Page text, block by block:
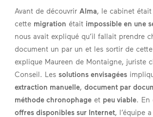
Avant de découvrir Alma, le cabinet
cette migration était impossible en une
nous avait expliqué qu’il fallait prendre
document un par un et les sortir de
explique Maureen de Montaigne, juriste
Conseil. Les solutions envisagées
extraction manuelle, document par
méthode chronophage et peu viable. En
offres disponibles sur Internet, l’équipe